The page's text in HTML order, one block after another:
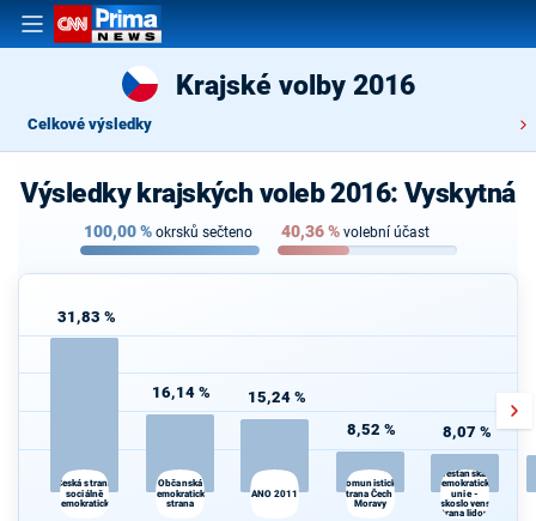
Krajské volby 2016
Celkové výsledky
Výsledky krajských voleb 2016: Vyskytná
100,00% okrsků sečteno 40,36% volební účast
31,83 %
Česká strana
sociálně
demokratická
16,14 %
Občanská
demokratická
strana
15,24 %
ANO 2011
8,52 %
Komunistická
strana Čech a
Moravy
8,07 %
Křesťanská a
demokratická
unie -
Československá
strana lidová